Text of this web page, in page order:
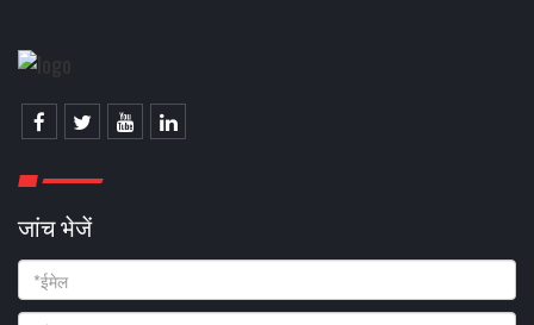
जांच भेजें